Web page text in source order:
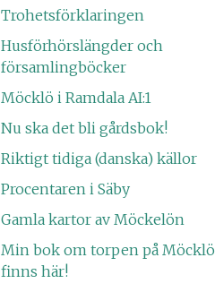
Trohetsförklaringen
Husförhörslängder och
församlingböcker
Möcklö i Ramdala AI:1
Nu ska det bli gårdsbok!
Riktigt tidiga (danska) källor
Procentaren i Säby
Gamla kartor av Möckelön
Min bok om torpen på Möcklö
finns här!